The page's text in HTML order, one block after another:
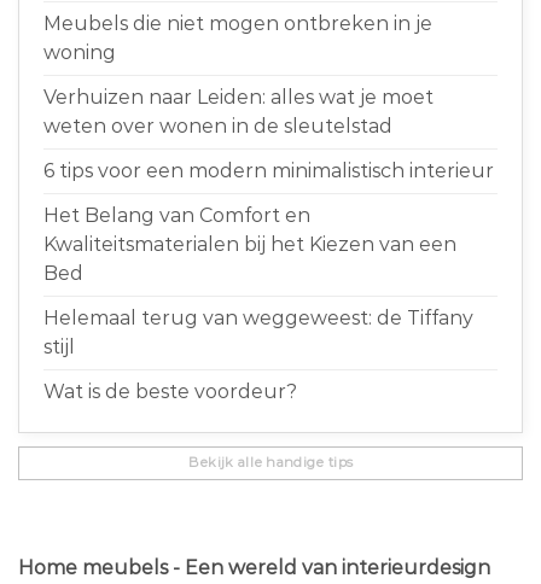
Meubels die niet mogen ontbreken in je
woning
Verhuizen naar Leiden: alles wat je moet
weten over wonen in de sleutelstad
6 tips voor een modern minimalistisch interieur
Het Belang van Comfort en
Kwaliteitsmaterialen bij het Kiezen van een
Bed
Helemaal terug van weggeweest: de Tiffany
stijl
Wat is de beste voordeur?
Bekijk alle handige tips
Home meubels - Een wereld van interieurdesign